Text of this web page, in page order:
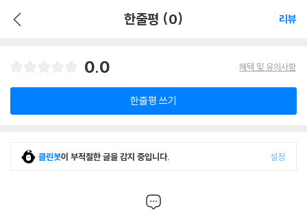
한줄평 (0) 리뷰
0.0 혜택 및 유의사항
한줄평 쓰기
클린봇이 부적절한 글을 감지 중입니다. 설정